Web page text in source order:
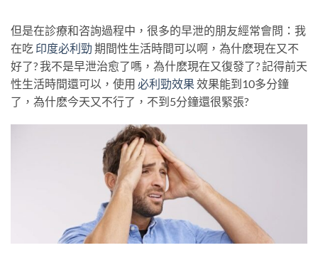
但是在診療和咨詢過程中，很多的早泄的朋友經常會問：我
在吃 印度必利勁 期間性生活時間可以啊，為什麽現在又不
好了? 我不是早泄治愈了嗎，為什麽現在又復發了? 記得前天
性生活時間還可以，使用 必利勁效果 效果能到10多分鐘
了，為什麽今天又不行了，不到5分鐘還很緊張?